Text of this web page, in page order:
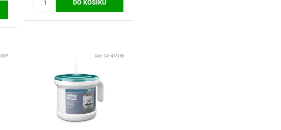
Kód:GP 473186